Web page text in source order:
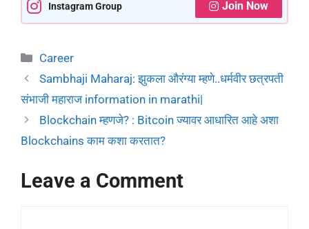
Instagram Group Join Now
Career
Sambhaji Maharaj: झुकला औरंग्या म्हणे..धर्मवीर छत्रपती
संभाजी महाराज information in marathi|
Blockchain म्हणजे? : Bitcoin ज्यावर आधारित आहे अशा
Blockchains काम कशा करतात?
Leave a Comment